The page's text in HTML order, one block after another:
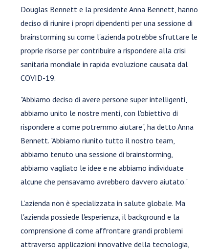
Douglas Bennett e la presidente Anna Bennett, hanno
deciso di riunire i propri dipendenti per una sessione di
brainstorming su come l'azienda potrebbe sfruttare le
proprie risorse per contribuire a rispondere alla crisi
sanitaria mondiale in rapida evoluzione causata dal
COVID-19.
"Abbiamo deciso di avere persone super intelligenti,
abbiamo unito le nostre menti, con l'obiettivo di
rispondere a come potremmo aiutare", ha detto Anna
Bennett. "Abbiamo riunito tutto il nostro team,
abbiamo tenuto una sessione di brainstorming,
abbiamo vagliato le idee e ne abbiamo individuate
alcune che pensavamo avrebbero davvero aiutato."
L’azienda non è specializzata in salute globale. Ma
l'azienda possiede l'esperienza, il background e la
comprensione di come affrontare grandi problemi
attraverso applicazioni innovative della tecnologia,